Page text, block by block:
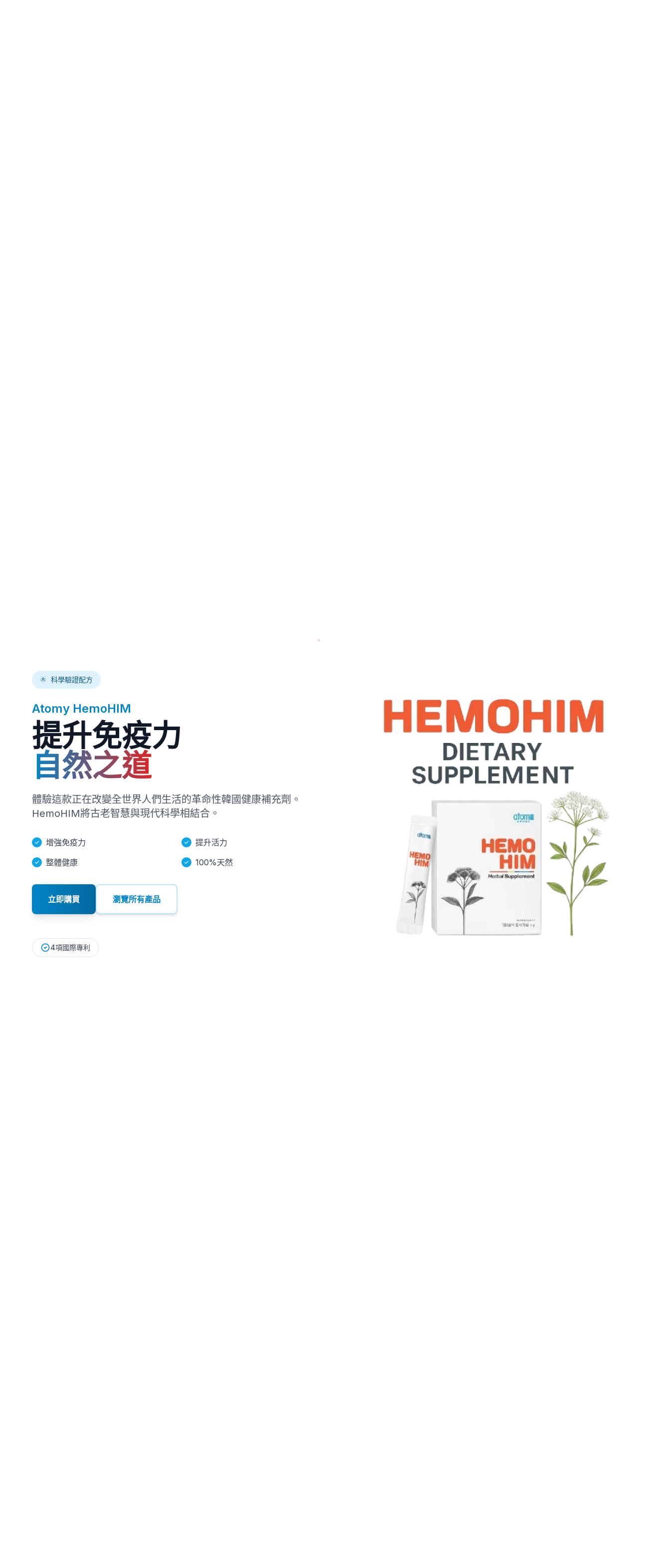
🌟 科學驗證配方
Atomy HemoHIM
提升免疫力
自然之道
體驗這款正在改變全世界人們生活的革命性韓國健康補充劑。
HemoHIM將古老智慧與現代科學相結合。
增強免疫力
提升活力
整體健康
100%天然
立即購買 瀏覽所有產品
4項國際專利